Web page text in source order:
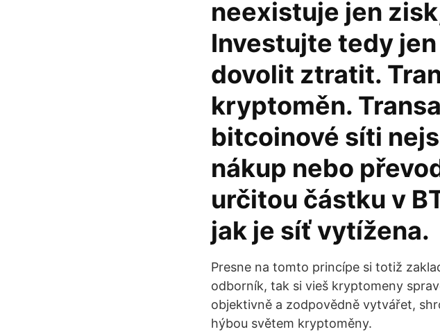
neexistuje jen
Investujte tedy
dovolit ztratit.
kryptoměn.
bitcoinové síti
nákup nebo
určitou částku v
jak je síť vytížena.
Presne na tomto princípe si totiž
odborník, tak si vieš kryptomeny
objektivně a zodpovědně vytvářet,
hýbou světem kryptoměny.